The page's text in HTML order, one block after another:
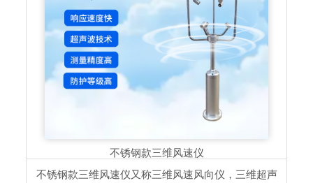
不锈钢款三维风速仪
不锈钢款三维风速仪又称三维风速风向仪，三维超声